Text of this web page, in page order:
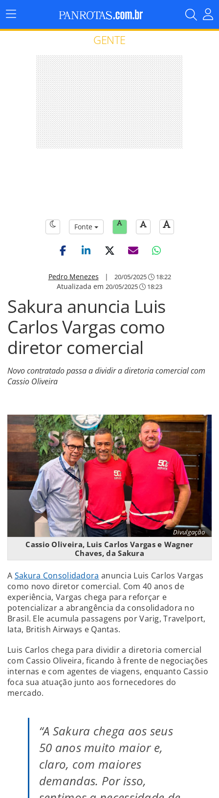
Menu
Principal
GENTE
Fonte
Pedro Menezes | 20/05/2025 18:22
Atualizada em 20/05/2025 18:23
Sakura anuncia Luis
Carlos Vargas como
diretor comercial
Novo contratado passa a dividir a diretoria comercial com
Cassio Oliveira
Divulgação
Cassio Oliveira, Luis Carlos Vargas e Wagner
Chaves, da Sakura
A Sakura Consolidadora anuncia Luis Carlos Vargas
como novo diretor comercial. Com 40 anos de
experiência, Vargas chega para reforçar e
potencializar a abrangência da consolidadora no
Brasil. Ele acumula passagens por Varig, Travelport,
Iata, British Airways e Qantas.
Luis Carlos chega para dividir a diretoria comercial
com Cassio Oliveira, ficando à frente de negociações
internas e com agentes de viagens, enquanto Cassio
foca sua atuação junto aos fornecedores do
mercado.
“A Sakura chega aos seus
50 anos muito maior e,
claro, com maiores
demandas. Por isso,